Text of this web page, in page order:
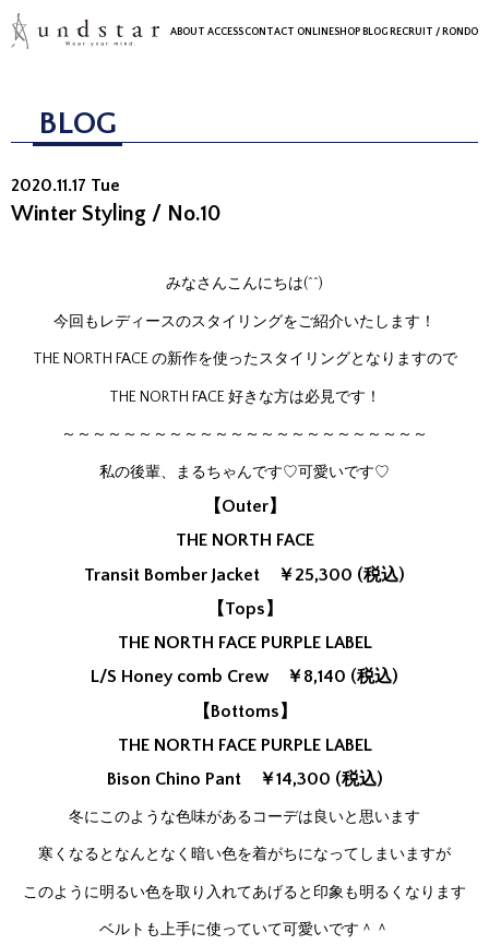
ABOUT ACCESSCONTACT ONLINESHOP BLOG RECRUIT / RONDO
BLOG
2020.11.17 Tue
Winter Styling / No.10
みなさんこんにちは(^^)
今回もレディースのスタイリングをご紹介いたします！
THE NORTH FACE の新作を使ったスタイリングとなりますので
THE NORTH FACE 好きな方は必見です！
～～～～～～～～～～～～～～～～～～～～～～～～
私の後輩、まるちゃんです♡可愛いです♡
【Outer】
THE NORTH FACE
Transit Bomber Jacket ￥25,300 (税込)
【Tops】
THE NORTH FACE PURPLE LABEL
L/S Honey comb Crew ￥8,140 (税込)
【Bottoms】
THE NORTH FACE PURPLE LABEL
Bison Chino Pant ￥14,300 (税込)
冬にこのような色味があるコーデは良いと思います
寒くなるとなんとなく暗い色を着がちになってしまいますが
このように明るい色を取り入れてあげると印象も明るくなります
ベルトも上手に使っていて可愛いです＾＾